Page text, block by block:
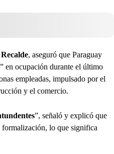
, aseguró que Paraguay
en ocupación durante el último
empleadas, impulsado por el
y el comercio.
”, señaló y explicó que
lo que significa